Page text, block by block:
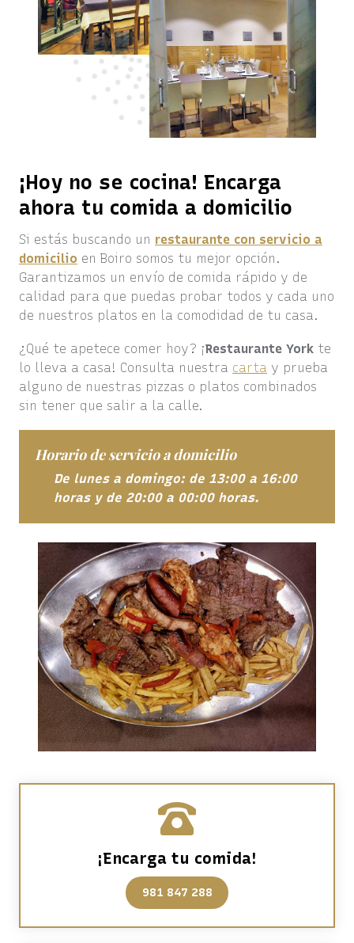
¡Hoy no se cocina! Encarga
ahora tu comida a domicilio
Si estás buscando un restaurante con servicio a
domicilio en Boiro somos tu mejor opción.
Garantizamos un envío de comida rápido y de
calidad para que puedas probar todos y cada uno
de nuestros platos en la comodidad de tu casa.
¿Qué te apetece comer hoy? ¡Restaurante York te
lo lleva a casa! Consulta nuestra carta y prueba
alguno de nuestras pizzas o platos combinados
sin tener que salir a la calle.
Horario de servicio a domicilio
De lunes a domingo: de 13:00 a 16:00
horas y de 20:00 a 00:00 horas.
¡Encarga tu comida!
981 847 288